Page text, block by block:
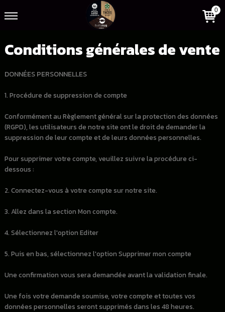
0
Conditions générales de vente
DONNÉES PERSONNELLES
1. Procédure de suppression de compte
Conformément au Règlement général sur la protection des données
(RGPD), les utilisateurs de notre site ont le droit de demander la
suppression de leur compte et de leurs données personnelles.
Pour supprimer votre compte, veuillez suivre la procédure ci-
dessous :
2. Connectez-vous à votre compte sur notre site.
3. Allez dans la section Mon compte.
4. Sélectionnez l'option Editer
5. Puis en bas, sélectionnez l'option Supprimer mon compte
Une confirmation vous sera demandée avant la validation finale.
Une fois votre demande soumise, votre compte et toutes vos
données personnelles seront supprimés dans les 48 heures.